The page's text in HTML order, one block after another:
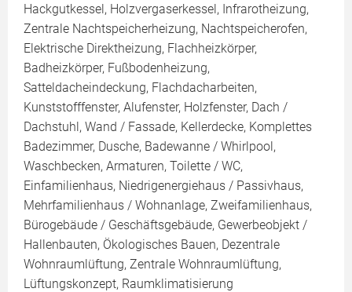
Hackgutkessel, Holzvergaserkessel, Infrarotheizung,
Zentrale Nachtspeicherheizung, Nachtspeicherofen,
Elektrische Direktheizung, Flachheizkörper,
Badheizkörper, Fußbodenheizung,
Satteldacheindeckung, Flachdacharbeiten,
Kunststofffenster, Alufenster, Holzfenster, Dach /
Dachstuhl, Wand / Fassade, Kellerdecke, Komplettes
Badezimmer, Dusche, Badewanne / Whirlpool,
Waschbecken, Armaturen, Toilette / WC,
Einfamilienhaus, Niedrigenergiehaus / Passivhaus,
Mehrfamilienhaus / Wohnanlage, Zweifamilienhaus,
Bürogebäude / Geschäftsgebäude, Gewerbeobjekt /
Hallenbauten, Ökologisches Bauen, Dezentrale
Wohnraumlüftung, Zentrale Wohnraumlüftung,
Lüftungskonzept, Raumklimatisierung